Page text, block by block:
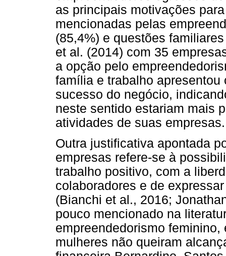
as principais motivações
mencionadas pelas
(85,4%) e questões
et al. (2014) com 35
a opção pelo
família e trabalho
sucesso do negócio,
neste sentido estariam mais
atividades de suas empresas.
Outra justificativa apontada
empresas refere-se à
trabalho positivo, com a
colaboradores e de
(Bianchi et al., 2016;
pouco mencionado na
empreendedorismo
mulheres não queiram